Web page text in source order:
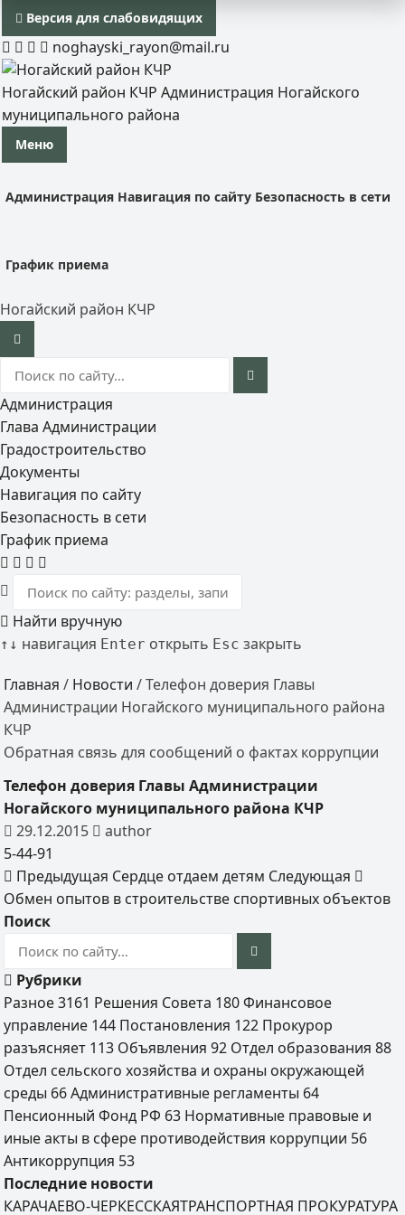
Версия для слабовидящих
noghayski_rayon@mail.ru
Ногайский район КЧР Администрация Ногайского
муниципального района
Меню
Администрация Навигация по сайту Безопасность в сети
График приема
Ногайский район КЧР
Администрация
Глава Администрации
Градостроительство
Документы
Навигация по сайту
Безопасность в сети
График приема
Найти вручную
↑ ↓ навигация Enter открыть Esc закрыть
Главная / Новости / Телефон доверия Главы
Администрации Ногайского муниципального района
КЧР
Обратная связь для сообщений о фактах коррупции
Телефон доверия Главы Администрации
Ногайского муниципального района КЧР
29.12.2015
author
5-44-91
Предыдущая Сердце отдаем детям Следующая
Обмен опытов в строительстве спортивных объектов
Поиск
Рубрики
Разное3161 Решения Совета 180 Финансовое
управление 144 Постановления 122 Прокурор
разъясняет 113 Объявления92 Отдел образования88
Отдел сельского хозяйства и охраны окружающей
среды 66 Административные регламенты 64
Пенсионный Фонд РФ 63 Нормативные правовые и
иные акты в сфере противодействия коррупции 56
Антикоррупция 53
Последние новости
КАРАЧАЕВО-ЧЕРКЕССКАЯТРАНСПОРТНАЯ ПРОКУРАТУРА